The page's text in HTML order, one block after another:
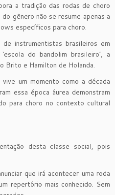
a tradição das rodas de choro
gênero não se resume apenas a
específicos para choro.
instrumentistas brasileiros em
do bandolim brasileiro’, a
Brito e Hamilton de Holanda.
um momento como a década
essa época áurea demonstram
para choro no contexto cultural
desta classe social, pois
que irá acontecer uma roda
repertório mais conhecido. Sem